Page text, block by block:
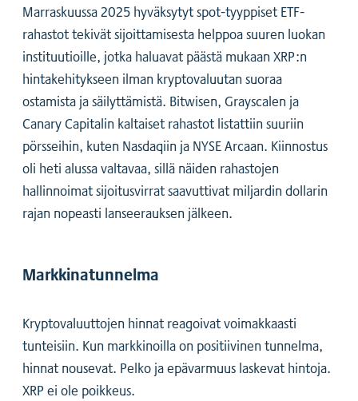
Marraskuussa 2025 hyväksytyt spot-tyyppiset ETF-
rahastot tekivät sijoittamisesta helppoa suuren luokan
instituutioille, jotka haluavat päästä mukaan XRP:n
hintakehitykseen ilman kryptovaluutan suoraa
ostamista ja säilyttämistä. Bitwisen, Grayscalen ja
Canary Capitalin kaltaiset rahastot listattiin suuriin
pörsseihin, kuten Nasdaqiin ja NYSE Arcaan. Kiinnostus
oli heti alussa valtavaa, sillä näiden rahastojen
hallinnoimat sijoitusvirrat saavuttivat miljardin dollarin
rajan nopeasti lanseerauksen jälkeen.
Markkinatunnelma
Kryptovaluuttojen hinnat reagoivat voimakkaasti
tunteisiin. Kun markkinoilla on positiivinen tunnelma,
hinnat nousevat. Pelko ja epävarmuus laskevat hintoja.
XRP ei ole poikkeus.